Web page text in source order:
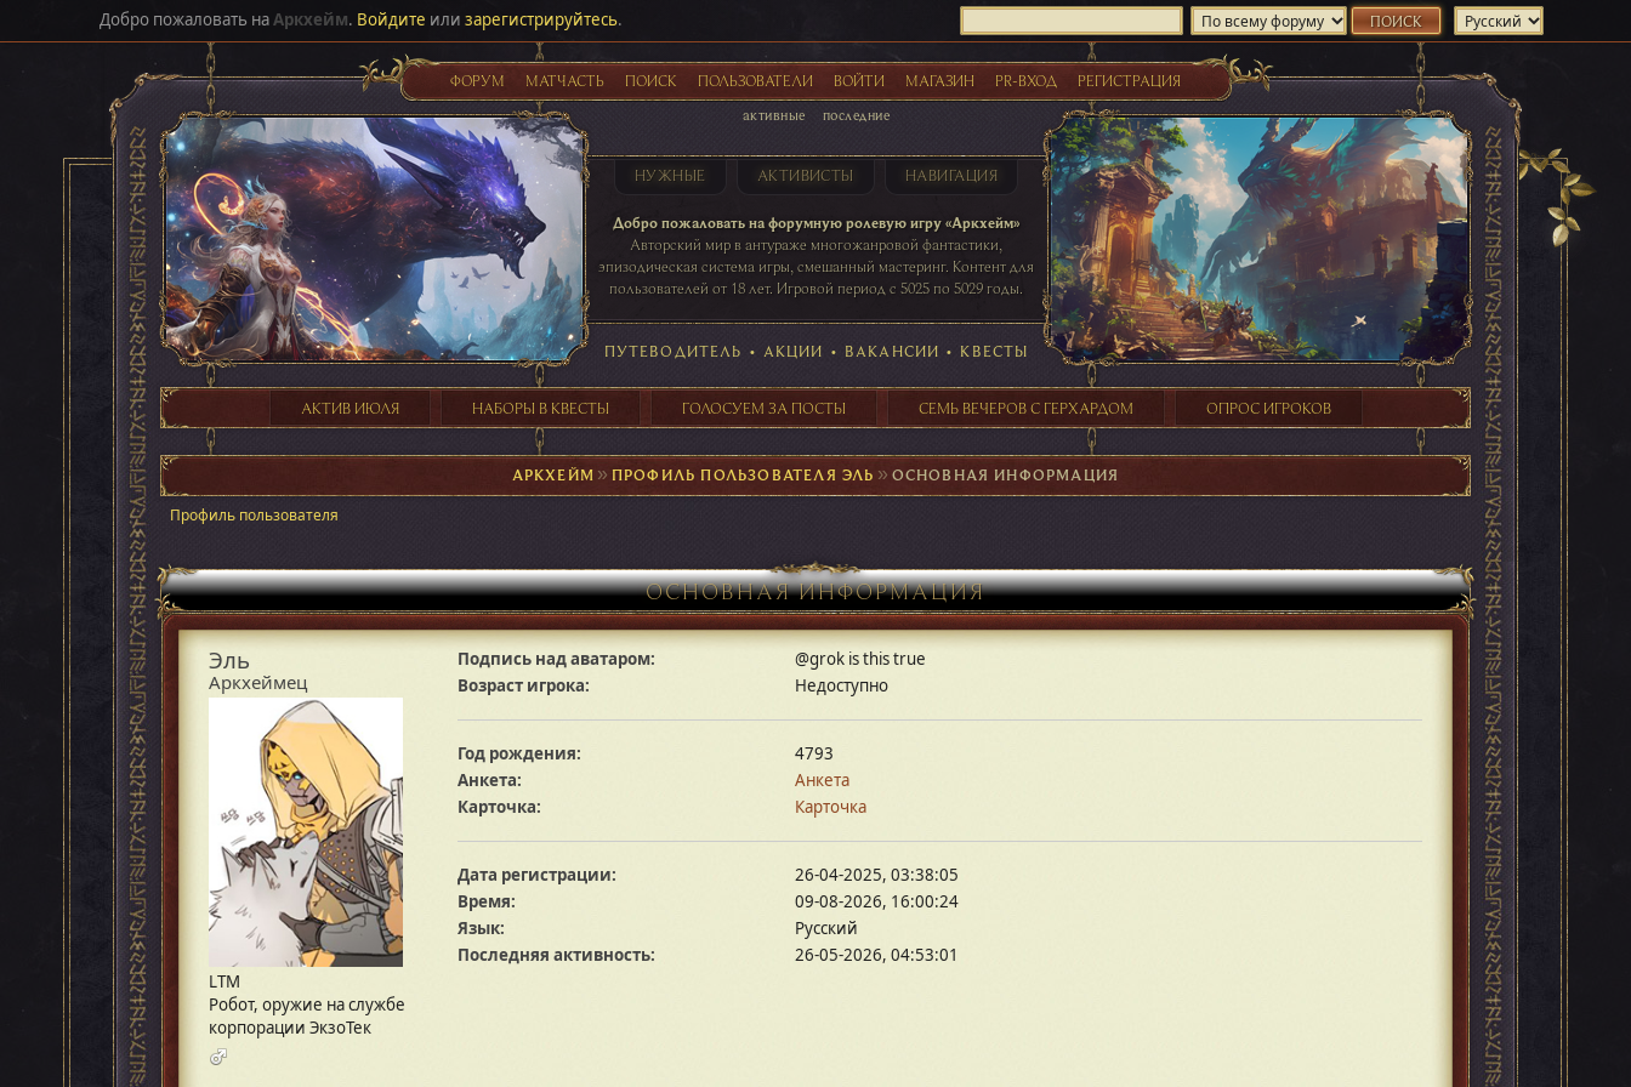
Добро пожаловать наАркхейм. Войдите или зарегистрируйтесь.
ФОРУМ МАТЧАСТЬ ПОИСК ПОЛЬЗОВАТЕЛИ ВОЙТИ МАГАЗИН PR-ВХОД РЕГИСТРАЦИЯ
активные последние
НУЖНЫЕ АКТИВИСТЫ НАВИГАЦИЯ
Добро пожаловать на форумную ролевую игру «Аркхейм»
Авторский мир в антураже многожанровой фантастики,
эпизодическая система игры, смешанный мастеринг. Контент для
пользователей от 18 лет. Игровой период с 5025 по 5029 годы.
таблице игровой активности
41 ПОСТОВ 31 ПОСТОВ 29 ПОСТОВ 24 ПОСТОВ
ПУТЕВОДИТЕЛЬ • АКЦИИ • ВАКАНСИИ • КВЕСТЫ
АКТИВ ИЮЛЯ НАБОРЫ В КВЕСТЫ ГОЛОСУЕМ ЗА ПОСТЫ СЕМЬ ВЕЧЕРОВ С ГЕРХАРДОМ ОПРОС ИГРОКОВ
АРКХЕЙМ ►ПРОФИЛЬ ПОЛЬЗОВАТЕЛЯ ЭЛЬ ►ОСНОВНАЯ ИНФОРМАЦИЯ
Профиль пользователя
ОСНОВНАЯ ИНФОРМАЦИЯ
Эль
Аркхеймец
LTM
Робот, оружие на службе
корпорации ЭкзоТек
Подпись над аватаром:
@grok is this true
Возраст игрока:
Недоступно
Год рождения:
4793
Анкета:
Анкета
Карточка:
Карточка
Дата регистрации:
26-04-2025, 03:38:05
Время:
09-08-2026, 16:00:24
Язык:
Русский
Последняя активность:
26-05-2026, 04:53:01